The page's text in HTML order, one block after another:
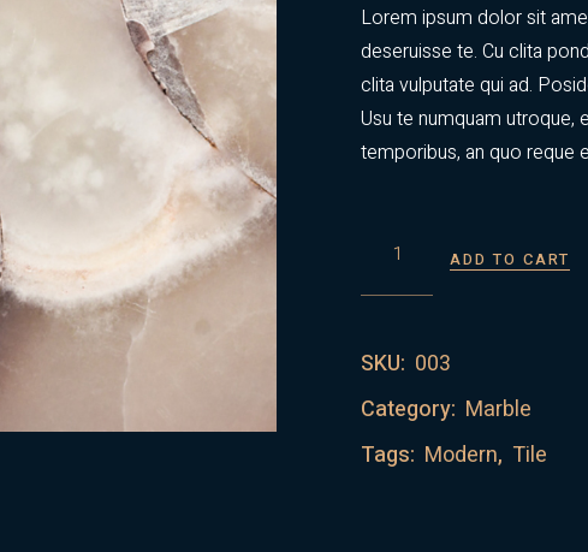
Lorem ipsum dolor sit
deseruisse te. Cu clita
clita vulputate qui ad.
Usu te numquam utroque,
temporibus, an quo reque
ADD TO CART
SKU: 003
Category: Marble
Tags: Modern, Tile